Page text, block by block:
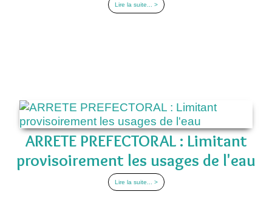
Lire la suite... >
ARRETE PREFECTORAL : Limitant
provisoirement les usages de l'eau
Lire la suite... >